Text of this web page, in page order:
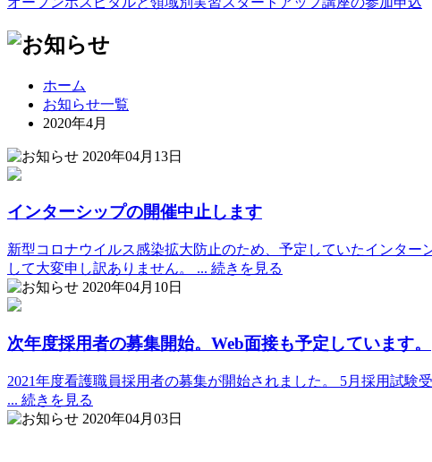
ホーム
お知らせ一覧
2020年4月
2020年04月13日
インターシップの開催中止します
新型コロナウイルス感染拡大防止のため、予定していたインタ
して大変申し訳ありません。 ... 続きを見る
2020年04月10日
次年度採用者の募集開始。Web面接も予定しています。
2021年度看護職員採用者の募集が開始されました。 5月採用試験
... 続きを見る
2020年04月03日